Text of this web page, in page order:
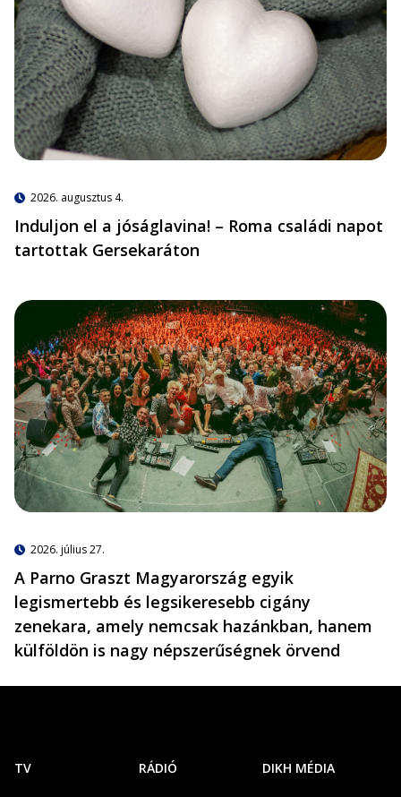
2026. augusztus 4.
Induljon el a jóságlavina! – Roma családi napot
tartottak Gersekaráton
2026. július 27.
A Parno Graszt Magyarország egyik
legismertebb és legsikeresebb cigány
zenekara, amely nemcsak hazánkban, hanem
külföldön is nagy népszerűségnek örvend
TV RÁDIÓ DIKH MÉDIA